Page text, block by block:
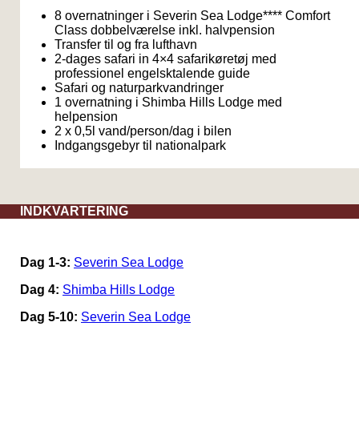
8 overnatninger i Severin Sea Lodge**** Comfort
Class dobbelværelse inkl. halvpension
Transfer til og fra lufthavn
2-dages safari in 4×4 safarikøretøj med
professionel engelsktalende guide
Safari og naturparkvandringer
1 overnatning i Shimba Hills Lodge med
helpension
2 x 0,5l vand/person/dag i bilen
Indgangsgebyr til nationalpark
INDKVARTERING
Dag 1-3: Severin Sea Lodge
Dag 4: Shimba Hills Lodge
Dag 5-10: Severin Sea Lodge